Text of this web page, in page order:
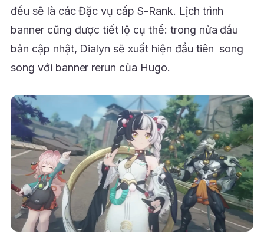
đều sẽ là các Đặc vụ cấp S-Rank. Lịch trình
banner cũng được tiết lộ cụ thể: trong nửa đầu
bản cập nhật, Dialyn sẽ xuất hiện đầu tiên song
song với banner rerun của Hugo.